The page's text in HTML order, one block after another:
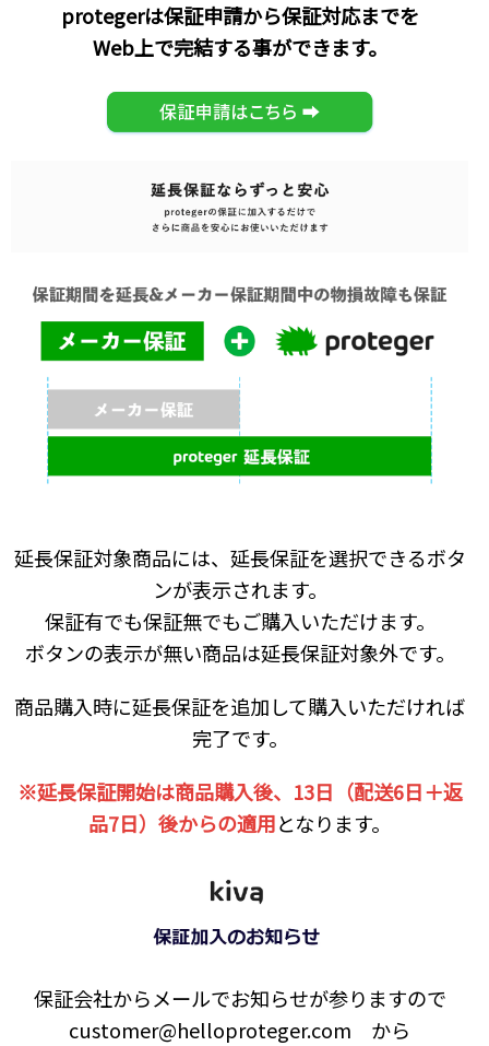
protegerは保証申請から保証対応までを
Web上で完結する事ができます。
延長保証対象商品には、延長保証を選択できるボタ
ンが表示されます。
保証有でも保証無でもご購入いただけます。
ボタンの表示が無い商品は延長保証対象外です。
商品購入時に延長保証を追加して購入いただければ
完了です。
※延長保証開始は商品購入後、13日（配送6日＋返
品7日）後からの適用となります。
保証会社からメールでお知らせが参りますので
customer@helloproteger.com から